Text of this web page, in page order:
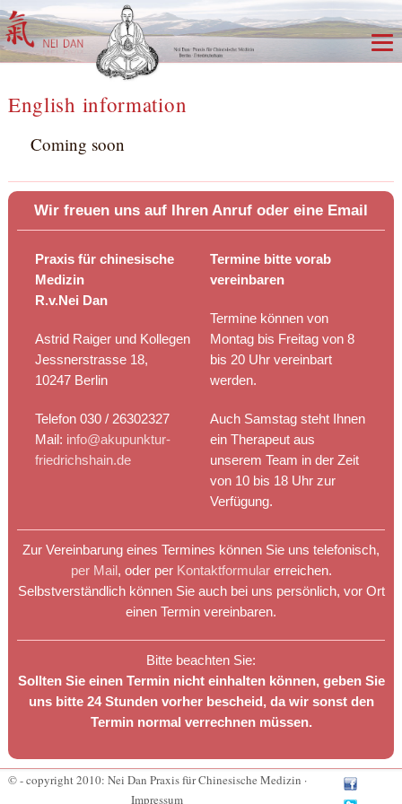
English information
Coming soon
Wir freuen uns auf Ihren Anruf oder eine Email
Praxis für chinesische
Medizin
R.v.Nei Dan
Astrid Raiger und Kollegen
Jessnerstrasse 18,
10247 Berlin
Telefon 030 / 26302327
Mail: info@akupunktur-
friedrichshain.de
Termine bitte vorab
vereinbaren
Termine können von
Montag bis Freitag von 8
bis 20 Uhr vereinbart
werden.
Auch Samstag steht Ihnen
ein Therapeut aus
unserem Team in der Zeit
von 10 bis 18 Uhr zur
Verfügung.
Zur Vereinbarung eines Termines können Sie uns telefonisch,
per Mail, oder per Kontaktformularerreichen.
Selbstverständlich können Sie auch bei uns persönlich, vor Ort
einen Termin vereinbaren.
Bitte beachten Sie:
Sollten Sie einen Termin nicht einhalten können, geben Sie
uns bitte 24 Stunden vorher bescheid, da wir sonst den
Termin normal verrechnen müssen.
© - copyright 2010: Nei Dan Praxis für Chinesische Medizin ·
Impressum